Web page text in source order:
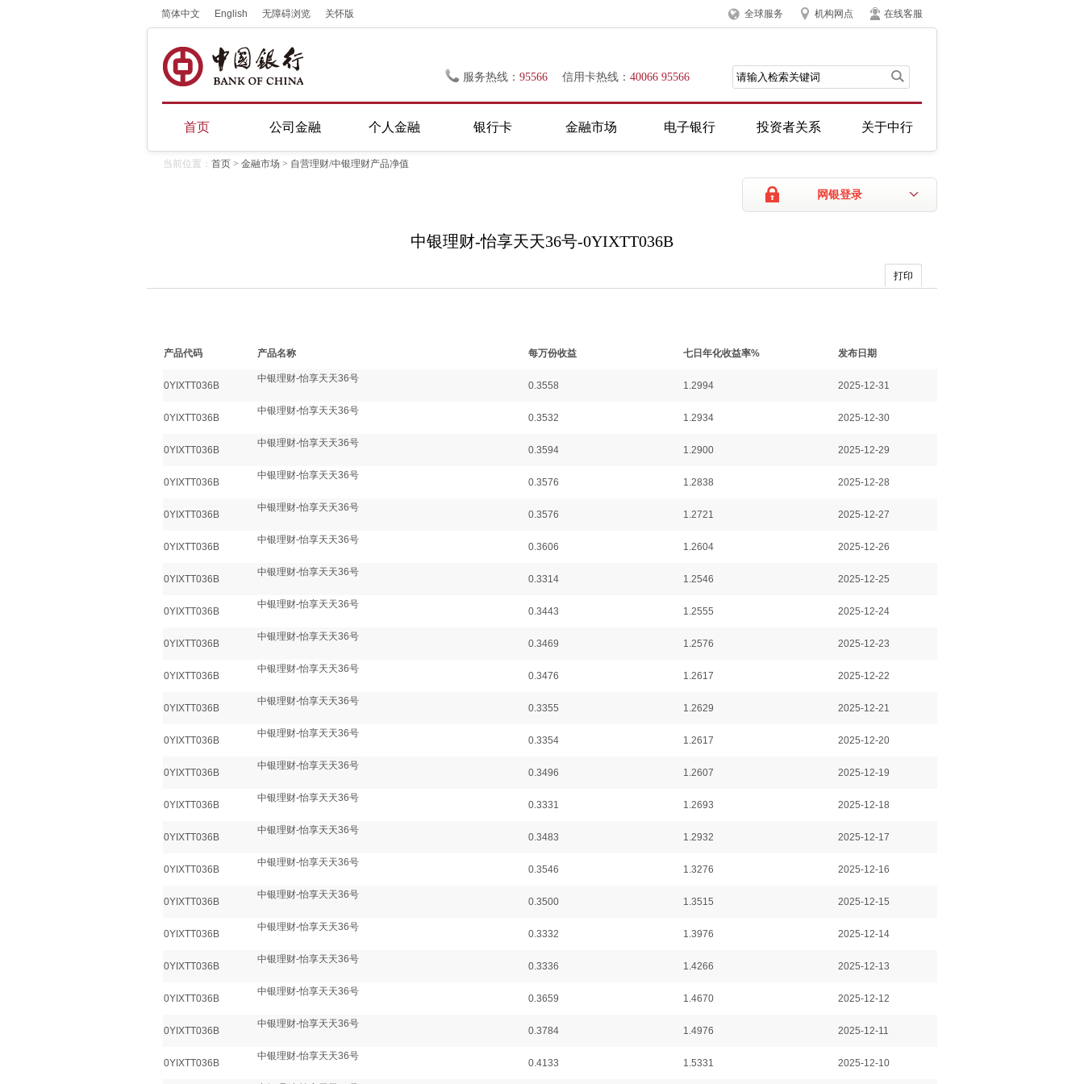
简体中文 English 无障碍浏览 关怀版 全球服务 机构网点 在线客服
服务热线： 95566 信用卡热线： 40066 95566
首页 公司金融 个人金融 银行卡 金融市场 电子银行 投资者关系 关于中行
当前位置： 首页 > 金融市场 > 自营理财/中银理财产品净值
网银登录
中银理财-怡享天天36号-0YIXTT036B
打印
产品代码 产品名称 每万份收益 七日年化收益率% 发布日期
0YIXTT036B
中银理财-怡享天天36号
0.3558 1.2994 2025-12-31
0YIXTT036B
中银理财-怡享天天36号
0.3532 1.2934 2025-12-30
0YIXTT036B
中银理财-怡享天天36号
0.3594 1.2900 2025-12-29
0YIXTT036B
中银理财-怡享天天36号
0.3576 1.2838 2025-12-28
0YIXTT036B
中银理财-怡享天天36号
0.3576 1.2721 2025-12-27
0YIXTT036B
中银理财-怡享天天36号
0.3606 1.2604 2025-12-26
0YIXTT036B
中银理财-怡享天天36号
0.3314 1.2546 2025-12-25
0YIXTT036B
中银理财-怡享天天36号
0.3443 1.2555 2025-12-24
0YIXTT036B
中银理财-怡享天天36号
0.3469 1.2576 2025-12-23
0YIXTT036B
中银理财-怡享天天36号
0.3476 1.2617 2025-12-22
0YIXTT036B
中银理财-怡享天天36号
0.3355 1.2629 2025-12-21
0YIXTT036B
中银理财-怡享天天36号
0.3354 1.2617 2025-12-20
0YIXTT036B
中银理财-怡享天天36号
0.3496 1.2607 2025-12-19
0YIXTT036B
中银理财-怡享天天36号
0.3331 1.2693 2025-12-18
0YIXTT036B
中银理财-怡享天天36号
0.3483 1.2932 2025-12-17
0YIXTT036B
中银理财-怡享天天36号
0.3546 1.3276 2025-12-16
0YIXTT036B
中银理财-怡享天天36号
0.3500 1.3515 2025-12-15
0YIXTT036B
中银理财-怡享天天36号
0.3332 1.3976 2025-12-14
0YIXTT036B
中银理财-怡享天天36号
0.3336 1.4266 2025-12-13
0YIXTT036B
中银理财-怡享天天36号
0.3659 1.4670 2025-12-12
0YIXTT036B
中银理财-怡享天天36号
0.3784 1.4976 2025-12-11
0YIXTT036B
中银理财-怡享天天36号
0.4133 1.5331 2025-12-10